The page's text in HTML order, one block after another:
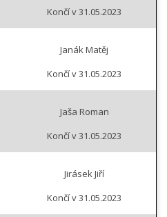
Končí v 31.05.2023
Janák Matěj
Končí v 31.05.2023
Jaša Roman
Končí v 31.05.2023
Jirásek Jiří
Končí v 31.05.2023